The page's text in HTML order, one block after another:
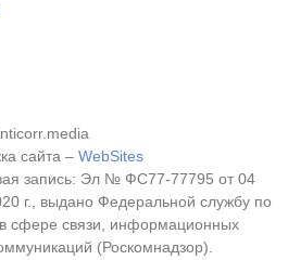
сайта – WebSites
запись: Эл № ФС77-77795 от 04
г., выдано Федеральной службу по
сфере связи, информационных
(Роскомнадзор).